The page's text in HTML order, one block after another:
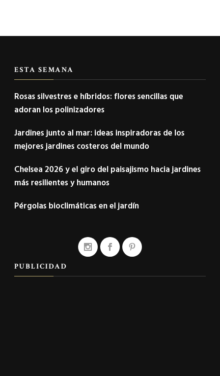
ESTA SEMANA
Rosas silvestres e híbridos: flores sencillas que
adoran los polinizadores
Jardines junto al mar: ideas inspiradoras de los
mejores jardines costeros del mundo
Chelsea 2026 y el giro del paisajismo hacia jardines
más resilientes y humanos
Pérgolas bioclimáticas en el jardín
PUBLICIDAD